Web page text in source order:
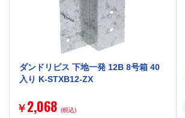
ダンドリビス 下地一発 12B 8号箱 40
入り K-STXB12-ZX
￥ 2,068 (税込)